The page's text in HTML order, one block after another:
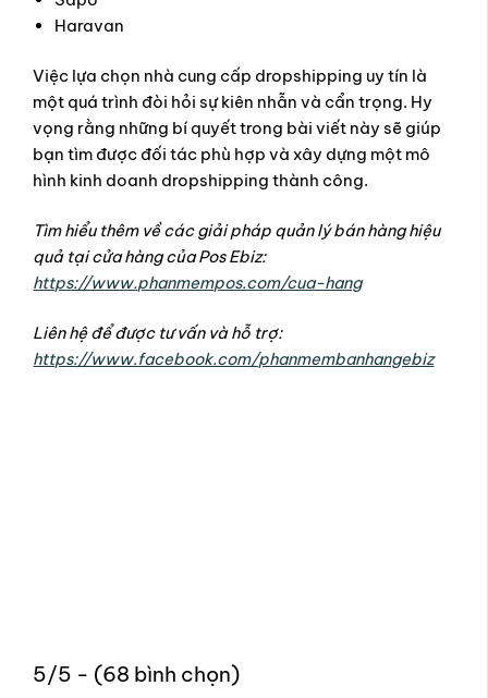
Haravan
Việc lựa chọn nhà cung cấp dropshipping uy tín là
một quá trình đòi hỏi sự kiên nhẫn và cẩn trọng. Hy
vọng rằng những bí quyết trong bài viết này sẽ giúp
bạn tìm được đối tác phù hợp và xây dựng một mô
hình kinh doanh dropshipping thành công.
Tìm hiểu thêm về các giải pháp quản lý bán hàng hiệu
quả tại cửa hàng của Pos Ebiz:
https://www.phanmempos.com/cua-hang
Liên hệ để được tư vấn và hỗ trợ:
https://www.facebook.com/phanmembanhangebiz
5/5 - (68 bình chọn)